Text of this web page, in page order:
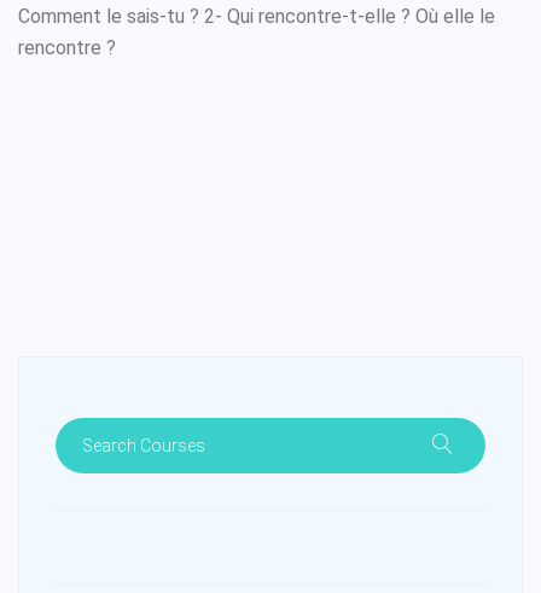
Comment le sais-tu ? 2- Qui rencontre-t-elle ? Où elle le
rencontre ?